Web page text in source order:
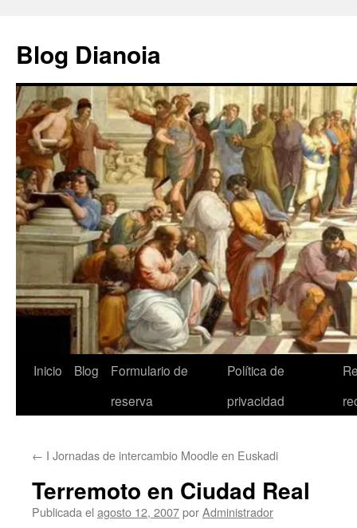
contenido
Blog Dianoia
Inicio Blog
Formulario de
reserva
Política de
privacidad
← I Jornadas de intercambio Moodle en Euskadi
Terremoto en Ciudad Real
Publicada el agosto 12, 2007porAdministrador